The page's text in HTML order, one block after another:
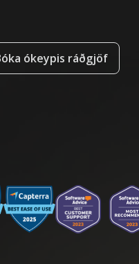
ókeypis ráðgjöf